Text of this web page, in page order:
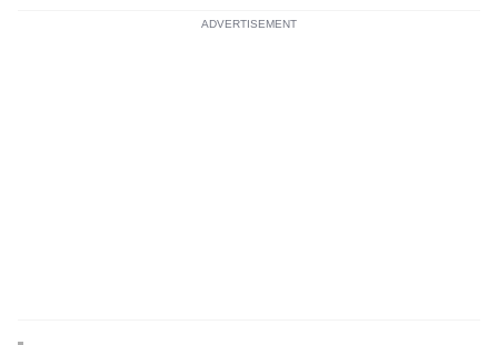
ADVERTISEMENT